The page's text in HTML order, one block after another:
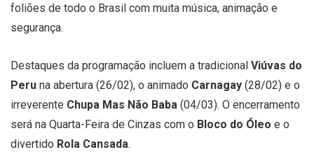
foliões de todo o Brasil com muita música, animação e
segurança.
Destaques da programação incluem a tradicional Viúvas do
Peru na abertura (26/02), o animado Carnagay (28/02) e o
irreverente Chupa Mas Não Baba (04/03). O encerramento
será na Quarta-Feira de Cinzas com o Bloco do Óleo e o
divertido Rola Cansada.